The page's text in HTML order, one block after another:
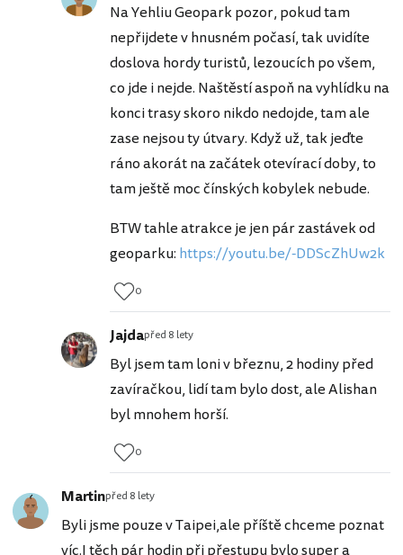
Na Yehliu Geopark pozor, pokud tam
nepřijdete v hnusném počasí, tak uvidíte
doslova hordy turistů, lezoucích po všem,
co jde i nejde. Naštěstí aspoň na vyhlídku na
konci trasy skoro nikdo nedojde, tam ale
zase nejsou ty útvary. Když už, tak jeďte
ráno akorát na začátek otevírací doby, to
tam ještě moc čínských kobylek nebude.
BTW tahle atrakce je jen pár zastávek od
geoparku: https://youtu.be/-DDScZhUw2k
0
Jajdapřed 8 lety
Byl jsem tam loni v březnu, 2 hodiny před
zavíračkou, lidí tam bylo dost, ale Alishan
byl mnohem horší.
0
Martinpřed 8 lety
Byli jsme pouze v Taipei,ale příště chceme poznat
víc.I těch pár hodin při přestupu bylo super a